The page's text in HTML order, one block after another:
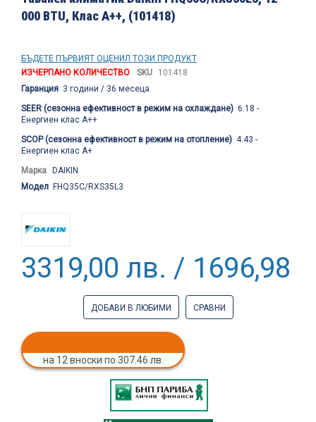
на
снимки
000 BTU, Клас A++, (101418)
БЪДЕТЕ ПЪРВИЯТ ОЦЕНИЛ ТОЗИ ПРОДУКТ
ИЗЧЕРПАНО КОЛИЧЕСТВО
SKU
101418
Гаранция 3 години / 36 месеца
SEER (сезонна ефективност в режим на охлаждане) 6.18 -
Енергиен клас A++
SCOP (сезонна ефективност в режим на отопление) 4.43 -
Енергиен клас A+
Марка DAIKIN
Модел FHQ35C/RXS35L3
3319,00 лв. / 1696,98 €
ДОБАВИ В ЛЮБИМИ СРАВНИ
на 12 вноски по 307.46 лв.